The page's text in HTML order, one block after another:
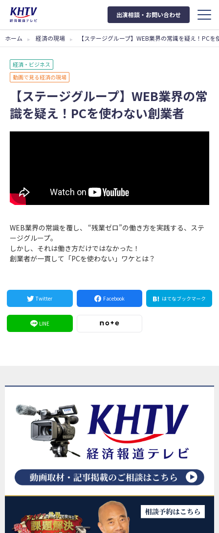
出演相談・お問い合わせ
ホーム 経済の現場 【ステージグループ】WEB業界の常識を疑え！PCを
経済・ビジネス
動画で見る経済の現場
【ステージグループ】WEB業界の常
識を疑え！PCを使わない創業者
WEB業界の常識を覆し、 “残業ゼロ”の働き方を実践する、ステ
ージグループ。
しかし、それは働き方だけではなかった！
創業者が一貫して「PCを使わない」ワケとは？
Twitter Facebook はてなブックマーク
LINE